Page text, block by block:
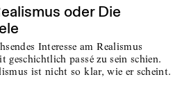
oder Die
Interesse am Realismus
geschichtlich passé zu sein schien.
ist nicht so klar, wie er scheint.